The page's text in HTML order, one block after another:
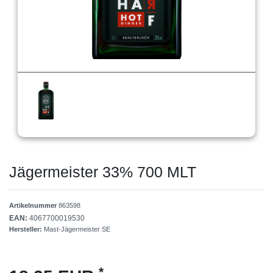
Jägermeister 33% 700 MLT
Artikelnummer 863598
EAN: 4067700019530
Hersteller: Mast-Jägermeister SE